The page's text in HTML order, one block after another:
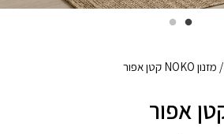
/ מזנון NOKO קטן אפור